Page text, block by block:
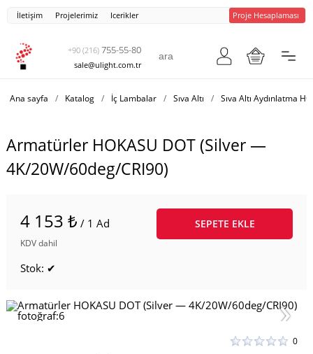
İletişim Projelerimiz Icerikler Proje Hesaplaması
+90 (216) 755-55-80
sale@ulight.com.tr
Ana sayfa / Katalog / İç Lambalar / Sıva Altı / Sıva Altı Aydınlatma
Armatürler HOKASU DOT (Silver —
4K/20W/60deg/CRI90)
4 153 ₺ / 1 Ad
KDV dahil
SEPETE EKLE
Stok: ✔
0